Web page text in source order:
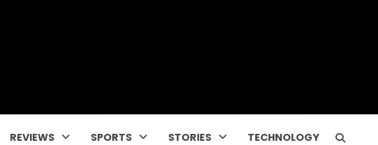
REVIEWS SPORTS STORIES TECHNOLOGY